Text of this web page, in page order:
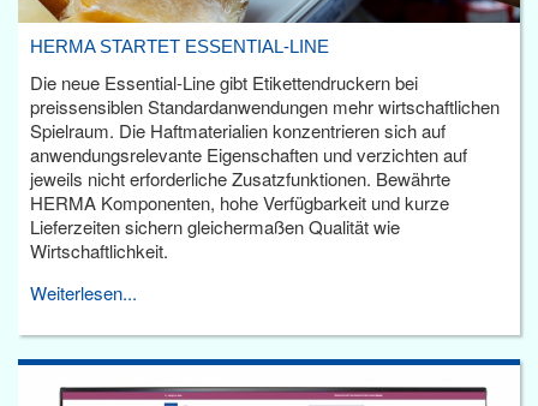
HERMA STARTET ESSENTIAL-LINE
Die neue Essential-Line gibt Etikettendruckern bei
preissensiblen Standardanwendungen mehr wirtschaftlichen
Spielraum. Die Haftmaterialien konzentrieren sich auf
anwendungsrelevante Eigenschaften und verzichten auf
jeweils nicht erforderliche Zusatzfunktionen. Bewährte
HERMA Komponenten, hohe Verfügbarkeit und kurze
Lieferzeiten sichern gleichermaßen Qualität wie
Wirtschaftlichkeit.
Weiterlesen...